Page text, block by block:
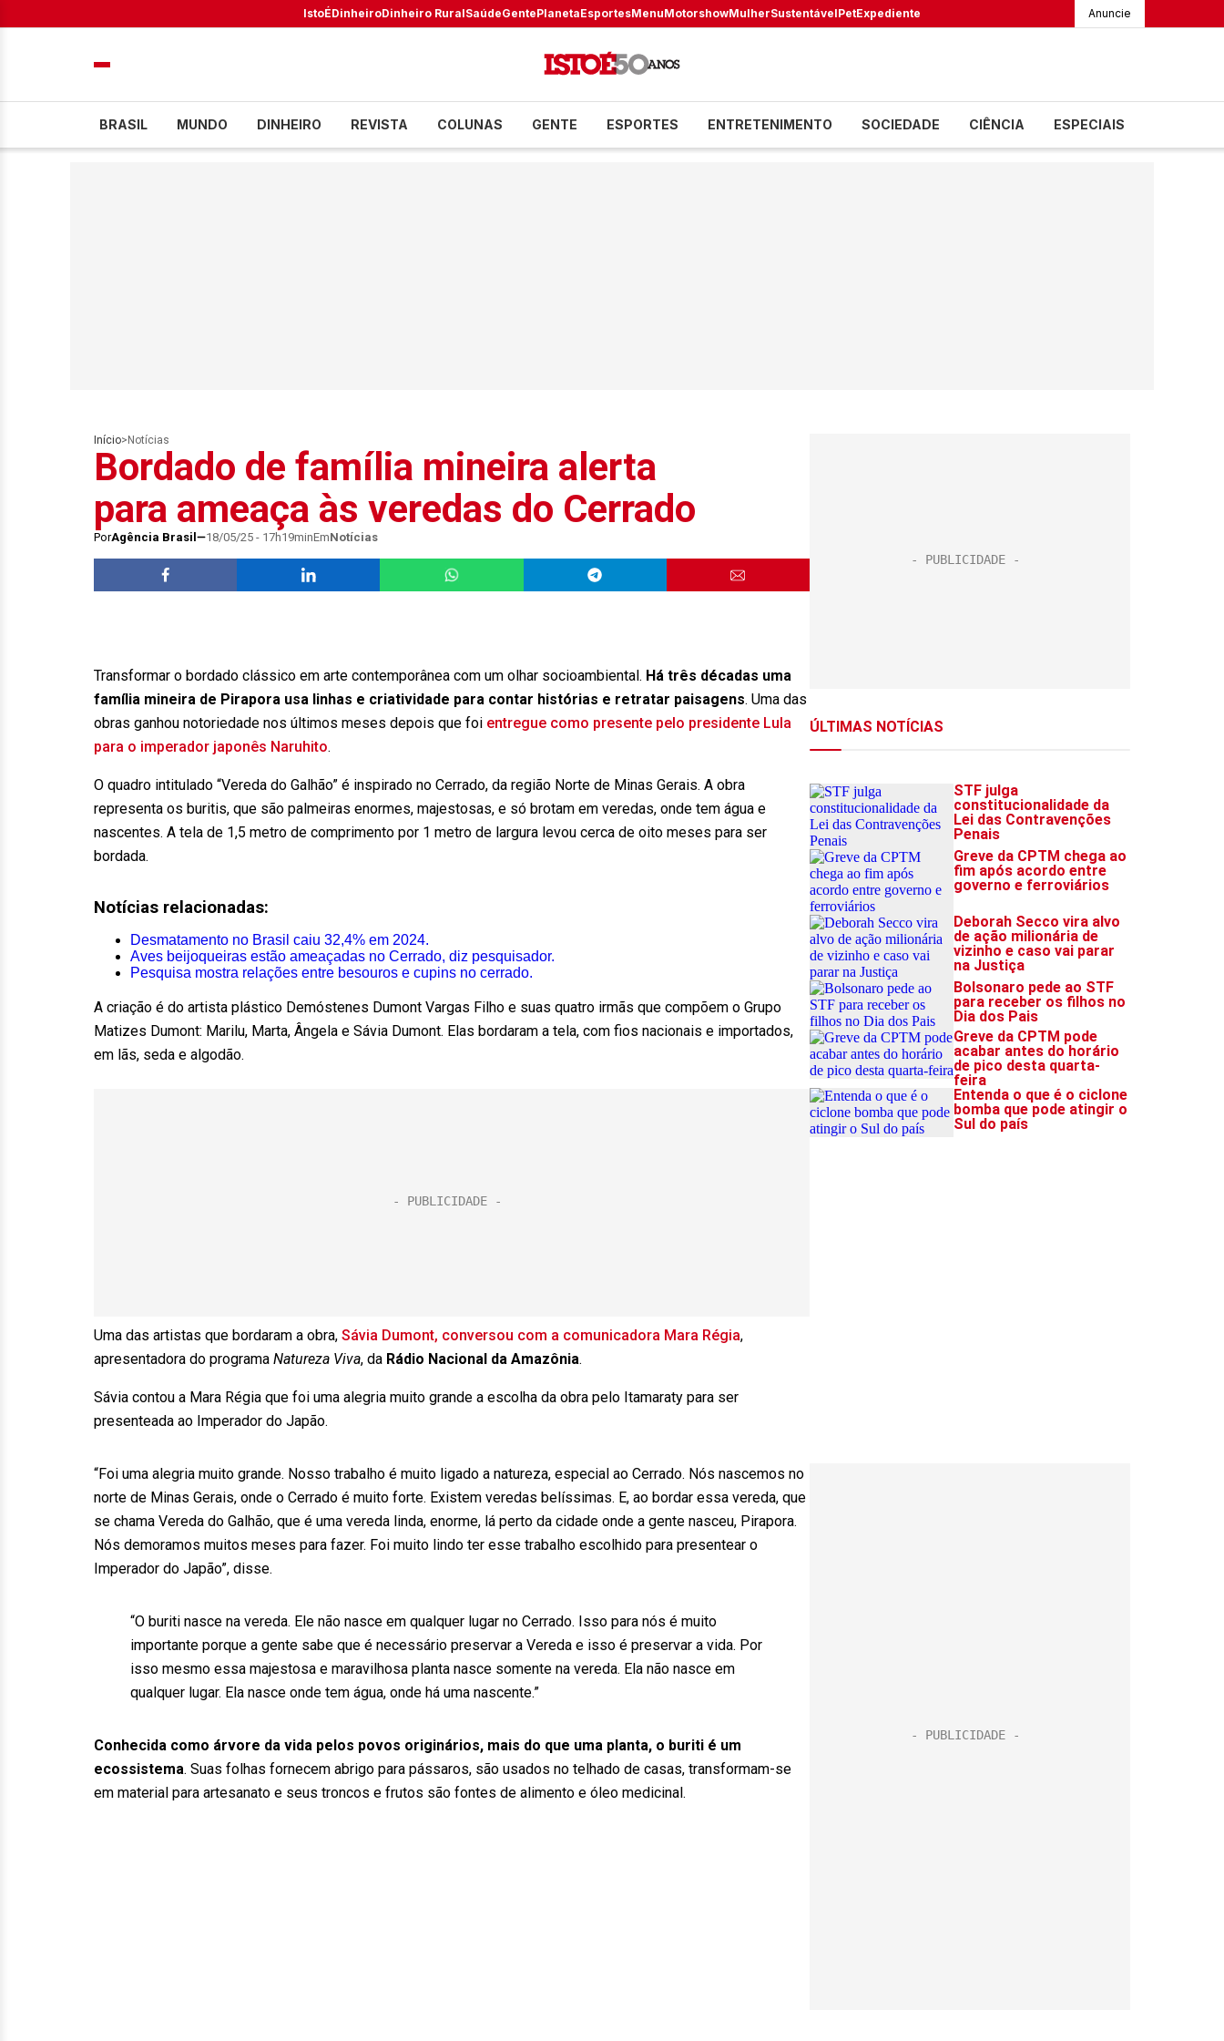
IstoÉDinheiroDinheiro RuralSaúdeGentePlanetaEsportesMenuMotorshowMulherSustentávelPetExpediente Anuncie
BRASIL MUNDO DINHEIRO REVISTA COLUNAS GENTE ESPORTES ENTRETENIMENTO SOCIEDADE CIÊNCIA ESPECIAIS
Início> Notícias
Bordado de família mineira alerta
para ameaça às veredas do Cerrado
PorAgência Brasil 18/05/25 - 17h19minEmNotícias
Transformar o bordado clássico em arte contemporânea com um olhar socioambiental. Há três décadas uma
família mineira de Pirapora usa linhas e criatividade para contar histórias e retratar paisagens. Uma das
obras ganhou notoriedade nos últimos meses depois que foi entregue como presente pelo presidente Lula
para o imperador japonês Naruhito.
O quadro intitulado “Vereda do Galhão” é inspirado no Cerrado, da região Norte de Minas Gerais. A obra
representa os buritis, que são palmeiras enormes, majestosas, e só brotam em veredas, onde tem água e
nascentes. A tela de 1,5 metro de comprimento por 1 metro de largura levou cerca de oito meses para ser
bordada.
Notícias relacionadas:
Desmatamento no Brasil caiu 32,4% em 2024.
Aves beijoqueiras estão ameaçadas no Cerrado, diz pesquisador.
Pesquisa mostra relações entre besouros e cupins no cerrado.
A criação é do artista plástico Demóstenes Dumont Vargas Filho e suas quatro irmãs que compõem o Grupo
Matizes Dumont: Marilu, Marta, Ângela e Sávia Dumont. Elas bordaram a tela, com fios nacionais e importados,
em lãs, seda e algodão.
Uma das artistas que bordaram a obra, Sávia Dumont, conversou com a comunicadora Mara Régia,
apresentadora do programa Natureza Viva, da Rádio Nacional da Amazônia.
Sávia contou a Mara Régia que foi uma alegria muito grande a escolha da obra pelo Itamaraty para ser
presenteada ao Imperador do Japão.
“Foi uma alegria muito grande. Nosso trabalho é muito ligado a natureza, especial ao Cerrado. Nós nascemos no
norte de Minas Gerais, onde o Cerrado é muito forte. Existem veredas belíssimas. E, ao bordar essa vereda, que
se chama Vereda do Galhão, que é uma vereda linda, enorme, lá perto da cidade onde a gente nasceu, Pirapora.
Nós demoramos muitos meses para fazer. Foi muito lindo ter esse trabalho escolhido para presentear o
Imperador do Japão”, disse.
“O buriti nasce na vereda. Ele não nasce em qualquer lugar no Cerrado. Isso para nós é muito
importante porque a gente sabe que é necessário preservar a Vereda e isso é preservar a vida. Por
isso mesmo essa majestosa e maravilhosa planta nasce somente na vereda. Ela não nasce em
qualquer lugar. Ela nasce onde tem água, onde há uma nascente.”
Conhecida como árvore da vida pelos povos originários, mais do que uma planta, o buriti é um
ecossistema. Suas folhas fornecem abrigo para pássaros, são usados no telhado de casas, transformam-se
em material para artesanato e seus troncos e frutos são fontes de alimento e óleo medicinal.